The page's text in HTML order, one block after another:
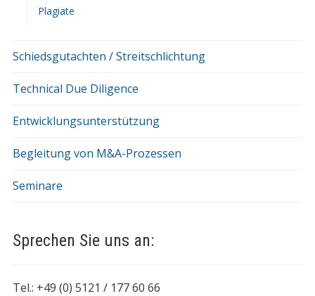
Plagiate
Schiedsgutachten / Streitschlichtung
Technical Due Diligence
Entwicklungsunterstützung
Begleitung von M&A-Prozessen
Seminare
Sprechen Sie uns an:
Tel.: +49 (0) 5121 / 177 60 66